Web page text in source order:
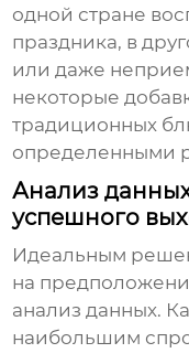
одной стране
праздника, в
или даже
некоторые
традиционных
определенными
Анализ
успешного
Идеальным
на
анализ данных.
наибольшим